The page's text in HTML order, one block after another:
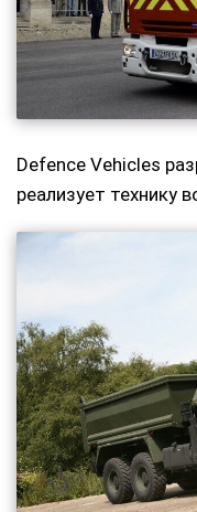
Defence Vehicles
реализует технику